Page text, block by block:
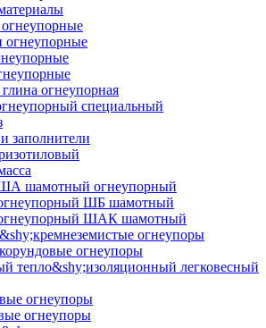
огнеупорная
специальный
заполнители
шамотный огнеупорный
ШБ шамотный
ШАК шамотный
огнеупоры
огнеупоры
тепло&shy;изоляционный легковесный
огнеупоры
огнеупоры